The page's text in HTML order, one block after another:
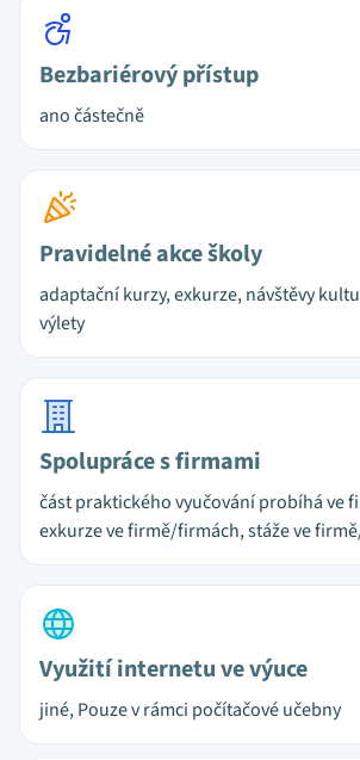
Bezbariérový přístup
ano částečně
Pravidelné akce školy
adaptační kurzy, exkurze, návštěvy
výlety
Spolupráce s firmami
část praktického vyučování probíhá ve
exkurze ve firmě/firmách, stáže ve
Využití internetu ve výuce
jiné, Pouze v rámci počítačové učebny